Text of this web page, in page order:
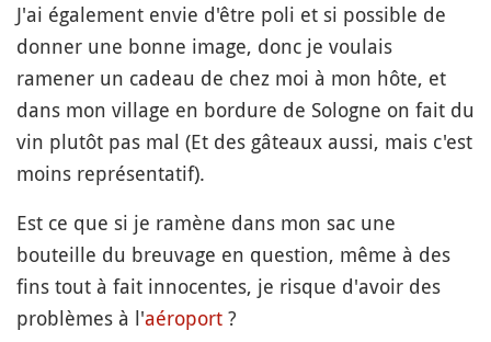
J'ai également envie d'être poli et si possible de
donner une bonne image, donc je voulais
ramener un cadeau de chez moi à mon hôte, et
dans mon village en bordure de Sologne on fait du
vin plutôt pas mal (Et des gâteaux aussi, mais c'est
moins représentatif).
Est ce que si je ramène dans mon sac une
bouteille du breuvage en question, même à des
fins tout à fait innocentes, je risque d'avoir des
problèmes à l'aéroport ?